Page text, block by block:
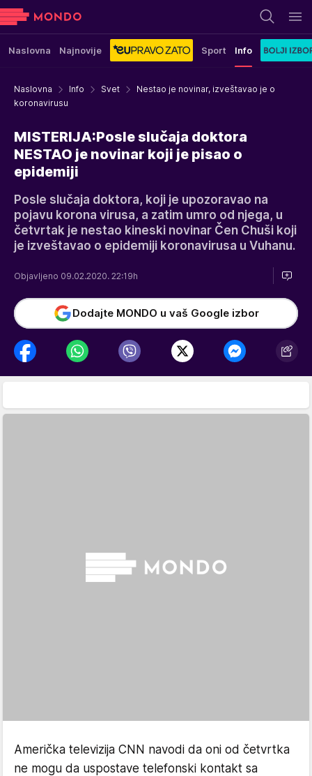
Naslovna Najnovije Sport Info
Naslovna Info Svet
Nestao je novinar, izveštavao je o
koronavirusu
MISTERIJA:Posle slučaja doktora
NESTAO je novinar koji je pisao o
epidemiji
Posle slučaja doktora, koji je upozoravao na
pojavu korona virusa, a zatim umro od njega, u
četvrtak je nestao kineski novinar Čen Chuši koji
je izveštavao o epidemiji koronavirusa u Vuhanu.
Objavljeno 09.02.2020. 22:19h
Dodajte MONDO u vaš Google izbor
Američka televizija CNN navodi da oni od četvrtka
ne mogu da uspostave telefonski kontakt sa